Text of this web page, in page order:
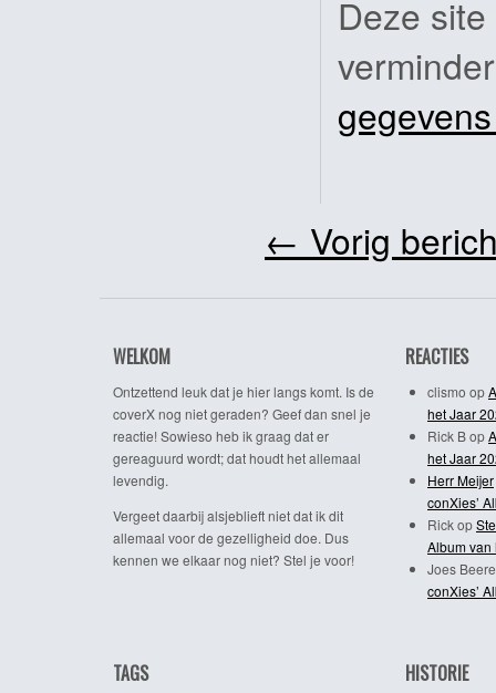
Deze
← Vorig
WELKOM
Ontzettend leuk dat je hier langs komt. Is de
coverX nog niet geraden? Geef dan snel je
reactie! Sowieso heb ik graag dat er
gereaguurd wordt; dat houdt het allemaal
levendig.
Vergeet daarbij alsjeblieft niet dat ik dit
allemaal voor de gezelligheid doe. Dus
kennen we elkaar nog niet? Stel je voor!
REACTIES
clismo op
het Jaar
Rick Bop
het Jaar
Herr Meijer
conXies’
Rickop
Album van
Joes
conXies’
TAGS HISTORIE